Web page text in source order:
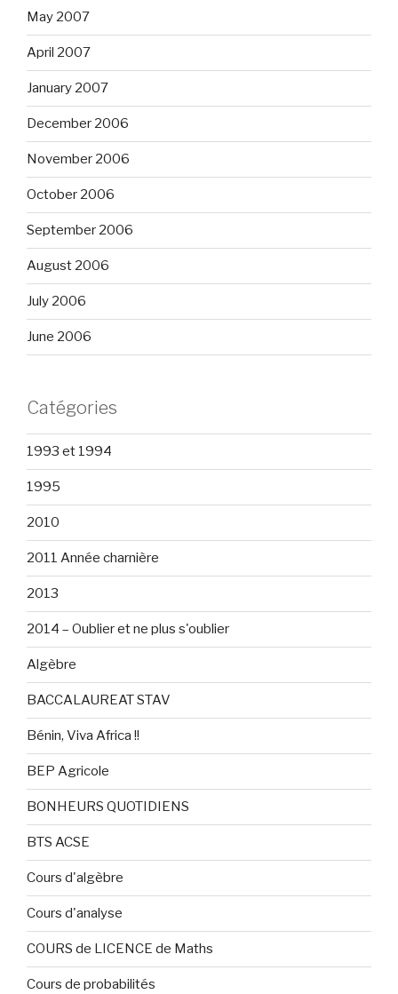
May 2007
April 2007
January 2007
December 2006
November 2006
October 2006
September 2006
August 2006
July 2006
June 2006
Catégories
1993 et 1994
1995
2010
2011 Année charnière
2013
2014 – Oublier et ne plus s'oublier
Algèbre
BACCALAUREAT STAV
Bénin, Viva Africa !!
BEP Agricole
BONHEURS QUOTIDIENS
BTS ACSE
Cours d'algèbre
Cours d'analyse
COURS de LICENCE de Maths
Cours de probabilités